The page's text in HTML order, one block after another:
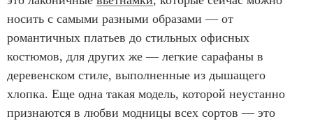
носить с самыми разными образами — от
романтичных платьев до стильных офисных
костюмов, для других же — легкие сарафаны в
деревенском стиле, выполненные из дышащего
хлопка. Еще одна такая модель, которой неустанно
признаются в любви модницы всех сортов — это